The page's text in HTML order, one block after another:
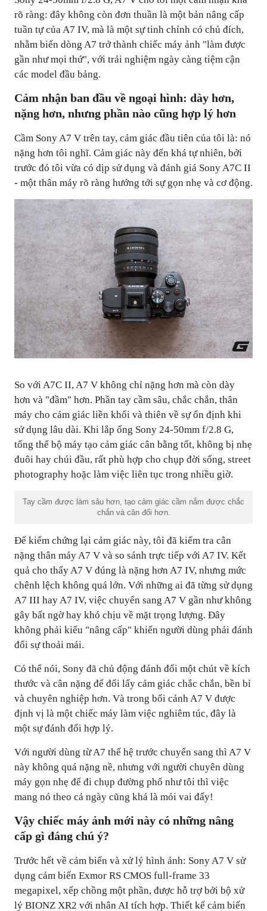
rõ ràng: đây không còn đơn thuần là một bản nâng cấp
tuần tự của A7 IV, mà là một sự tinh chỉnh có chủ đích,
nhằm biến dòng A7 trở thành chiếc máy ảnh "làm được
gần như mọi thứ", với trải nghiệm ngày càng tiệm cận
các model đầu bảng.
Cảm nhận ban đầu về ngoại hình: dày hơn,
nặng hơn, nhưng phần nào cũng hợp lý hơn
Cầm Sony A7 V trên tay, cảm giác đầu tiên của tôi là: nó
nặng hơn tôi nghĩ. Cảm giác này đến khá tự nhiên, bởi
trước đó tôi vừa có dịp sử dụng và đánh giá Sony A7C II
- một thân máy rõ ràng hướng tới sự gọn nhẹ và cơ động.
So với A7C II, A7 V không chỉ nặng hơn mà còn dày
hơn và "đầm" hơn. Phần tay cầm sâu, chắc chắn, thân
máy cho cảm giác liền khối và thiên về sự ổn định khi
sử dụng lâu dài. Khi lắp ống Sony 24-50mm f/2.8 G,
tổng thể bộ máy tạo cảm giác cân bằng tốt, không bị nhẹ
đuôi hay chúi đầu, rất phù hợp cho chụp đời sống, street
photography hoặc làm việc liên tục trong nhiều giờ.
Tay cầm được làm sâu hơn, tạo cảm giác cầm nắm được chắc
chắn và cân đối hơn.
Để kiểm chứng lại cảm giác này, tôi đã kiểm tra cân
nặng thân máy A7 V và so sánh trực tiếp với A7 IV. Kết
quả cho thấy A7 V đúng là nặng hơn A7 IV, nhưng mức
chênh lệch không quá lớn. Với những ai đã từng sử dụng
A7 III hay A7 IV, việc chuyển sang A7 V gần như không
gây bất ngờ hay khó chịu về mặt trọng lượng. Đây
không phải kiểu "nâng cấp" khiến người dùng phải đánh
đổi sự thoải mái.
Có thể nói, Sony đã chủ động đánh đổi một chút về kích
thước và cân nặng để đổi lấy cảm giác chắc chắn, bền bỉ
và chuyên nghiệp hơn. Và trong bối cảnh A7 V được
định vị là một chiếc máy làm việc nghiêm túc, đây là
một sự đánh đổi hợp lý.
Với người dùng từ A7 thế hệ trước chuyển sang thì A7 V
này không quá nặng nề, nhưng với người chuyên dùng
máy gọn nhẹ để đi chụp đường phố như tôi thì việc
mang nó theo cả ngày cũng khá là mỏi vai đấy!
Vậy chiếc máy ảnh mới này có những nâng
cấp gì đáng chú ý?
Trước hết về cảm biến và xử lý hình ảnh: Sony A7 V sử
dụng cảm biến Exmor RS CMOS full-frame 33
megapixel, xếp chồng một phần, được hỗ trợ bởi bộ xử
lý BIONZ XR2 với nhân AI tích hợp. Thiết kế cảm biến